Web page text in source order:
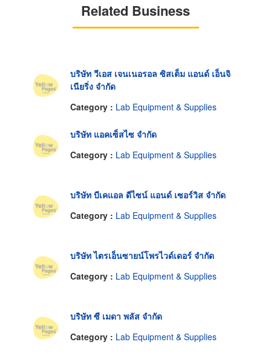
Related Business
บริษัท วีเอส เจนเนอรอล ซิสเต็ม แอนด์ เอ็นจิ
เนียริ่ง จำกัด
Category : Lab Equipment & Supplies
บริษัท แอคเซ็สไซ จำกัด
Category : Lab Equipment & Supplies
บริษัท บีเคแอล ดีไซน์ แอนด์ เซอร์วิส จำกัด
Category : Lab Equipment & Supplies
บริษัท ไตรเอ็นซายน์โพรไวด์เดอร์ จำกัด
Category : Lab Equipment & Supplies
บริษัท ซี เมดา พลัส จำกัด
Category : Lab Equipment & Supplies